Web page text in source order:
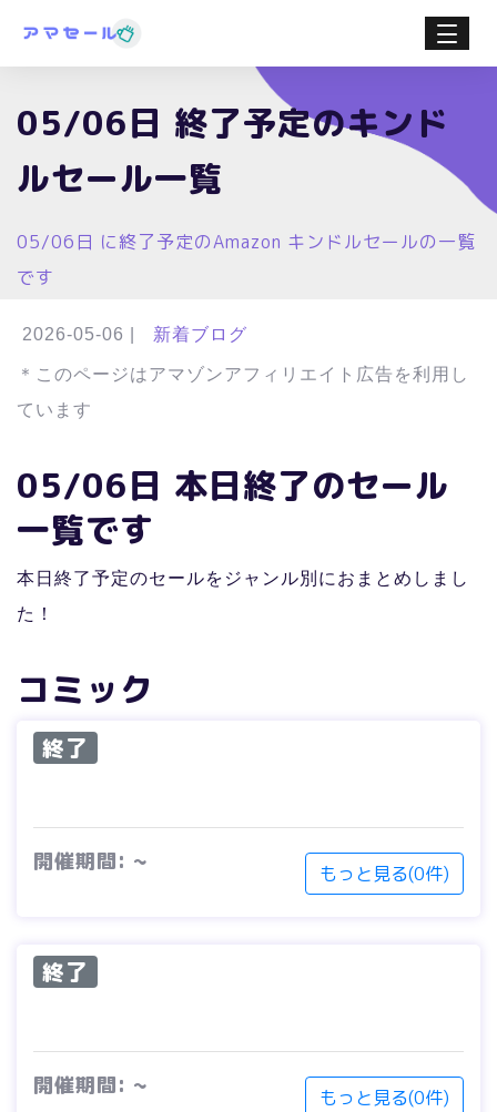
05/06日 終了予定のキンド
ルセール一覧
05/06日 に終了予定のAmazon キンドルセールの一覧
です
2026-05-06 新着ブログ
＊このページはアマゾンアフィリエイト広告を利用し
ています
05/06日 本日終了のセール
一覧です
本日終了予定のセールをジャンル別におまとめしまし
た！
コミック
終了
開催期間: ~ もっと見る(0件)
終了
開催期間: ~ もっと見る(0件)